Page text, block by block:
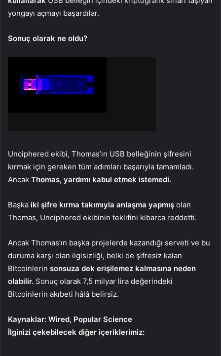
yongayı açmayı başardılar.
Sonuç olarak ne oldu?
Unciphered ekibi, Thomas’ın USB belleğinin şifresini
kırmak için gereken tüm adımları başarıyla tamamladı.
Ancak Thomas, yardımı kabul etmek istemedi.
Başka iki şifre kırma takımıyla anlaşma yapmış olan
Thomas, Unciphered ekibinin teklifini kibarca reddetti.
Ancak Thomas’ın başka projelerde kazandığı serveti ve bu
duruma karşı olan ilgisizliği, belki de şifresiz kalan
Bitcoinlerin sonsuza dek erişilemez kalmasına neden
olabilir. Sonuç olarak 7,5 milyar lira değerindeki
Bitcoinlerin akıbeti hâlâ belirsiz.
Kaynaklar: Wired, Popular Science
İlginizi çekebilecek diğer içeriklerimiz: